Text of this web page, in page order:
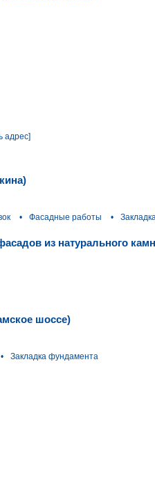
адрес]
• Фасадные работы •
из натурального
шоссе)
• Закладка фундамента